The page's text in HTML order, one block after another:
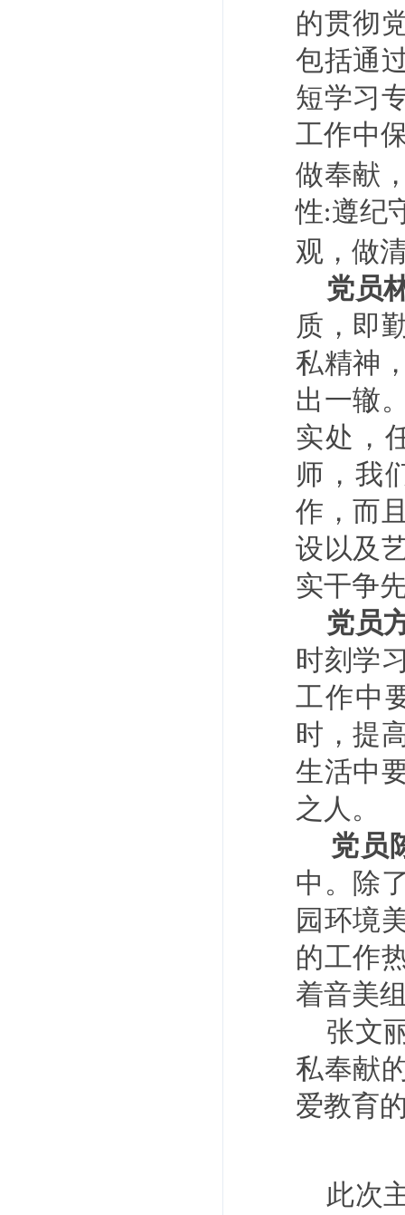
的贯彻
包括通
短学习
工作中
做奉献
性:遵纪
观，做
党员
质，即
私精神
出一辙
实处，
师，我
作，而
设以及
实干争
党员
时刻学
工作中
时，提
生活中
之人。
党员
中。除
园环境
的工作
着音美
张文
私奉献
爱教育
此次